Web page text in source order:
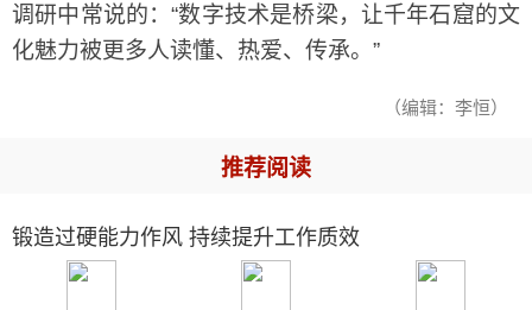
调研中常说的：“数字技术是桥梁，让千年石窟的文
化魅力被更多人读懂、热爱、传承。”
（编辑：李恒）
推荐阅读
锻造过硬能力作风 持续提升工作质效